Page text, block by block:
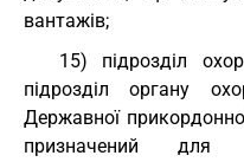
вантажів;
15) підрозділ
підрозділ органу
Державної
призначений